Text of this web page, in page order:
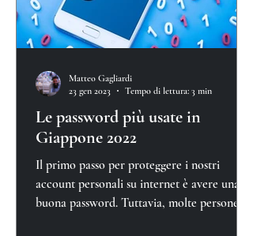
Le password più usate in
Giappone 2022
Il primo passo per proteggere i nostri
account personali su internet è avere una
buona password. Tuttavia, molte persone
Matteo Gagliardi
23 gen 2023
Tempo di lettura: 3 min